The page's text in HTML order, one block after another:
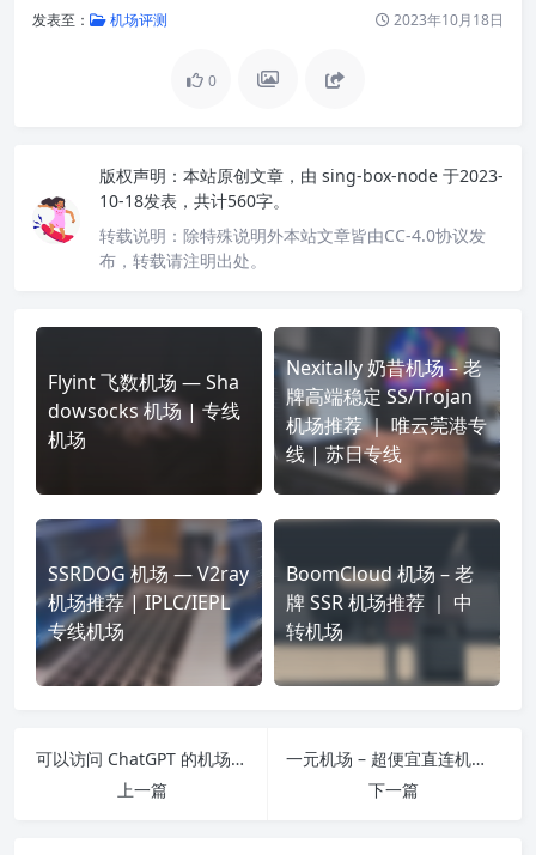
发表至： 机场评测 2023年10月18日
0
版权声明： 本站原创文章，由 sing-box-node 于2023-
10-18发表，共计560字。
转载说明： 除特殊说明外本站文章皆由CC-4.0协议发
布，转载请注明出处。
Flyint 飞数机场 — Sha
dowsocks 机场 | 专线
机场
Nexitally 奶昔机场 – 老
牌高端稳定 SS/Trojan
机场推荐 ｜ 唯云莞港专
线 | 苏日专线
SSRDOG 机场 — V2ray
机场推荐 | IPLC/IEPL
专线机场
BoomCloud 机场 – 老
牌 SSR 机场推荐 ｜ 中
转机场
可以访问 ChatGPT 的机场推荐
上一篇
一元机场 – 超便宜直连机场 | 并不推荐
下一篇